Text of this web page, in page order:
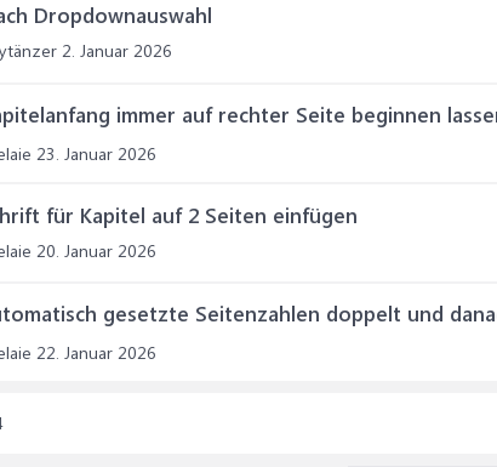
Dropdownauswahl
2. Januar 2026
immer auf rechter Seite beginnen
23. Januar 2026
für Kapitel auf 2 Seiten einfügen
20. Januar 2026
gesetzte Seitenzahlen doppelt und
22. Januar 2026